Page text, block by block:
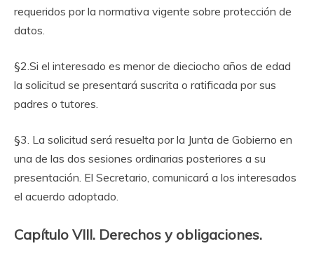
requeridos por la normativa vigente sobre protección de
datos.
§2.Si el interesado es menor de dieciocho años de edad
la solicitud se presentará suscrita o ratificada por sus
padres o tutores.
§3. La solicitud será resuelta por la Junta de Gobierno en
una de las dos sesiones ordinarias posteriores a su
presentación. El Secretario, comunicará a los interesados
el acuerdo adoptado.
Capítulo VIII. Derechos y obligaciones.